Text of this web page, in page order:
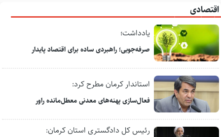
اقتصادی
یادداشت؛
صرفه‌جویی؛ راهبردی ساده برای اقتصاد پایدار
استاندار کرمان مطرح کرد:
فعال‌سازی پهنه‌های معدنی معطل‌مانده راور
رئیس کل دادگستری استان کرمان: